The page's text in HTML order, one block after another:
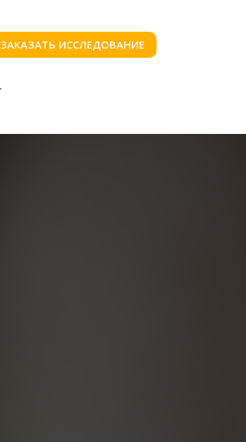
ЗАКАЗАТЬ ИССЛЕДОВАНИЕ